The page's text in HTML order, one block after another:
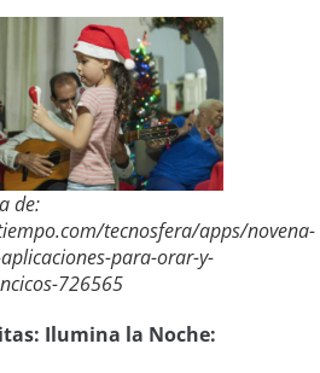
de:
tecnosfera/apps/novena-
para-orar-y-
726565
Ilumina la Noche: